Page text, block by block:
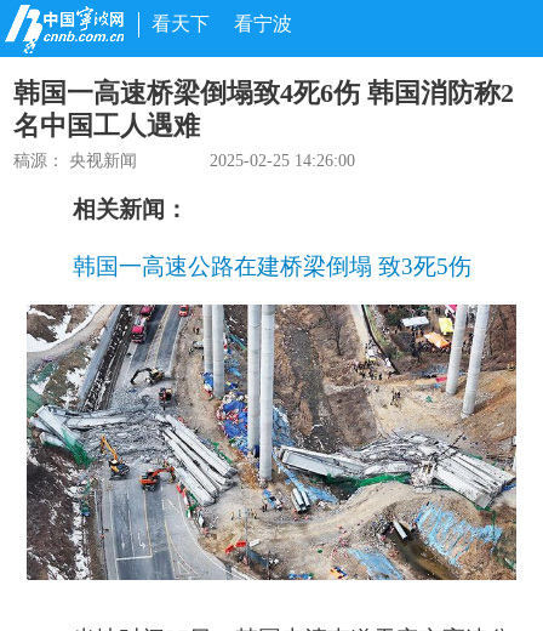
看天下 看宁波
韩国一高速桥梁倒塌致4死6伤 韩国消防称2
名中国工人遇难
稿源：央视新闻 2025-02-25 14:26:00
相关新闻：
韩国一高速公路在建桥梁倒塌 致3死5伤